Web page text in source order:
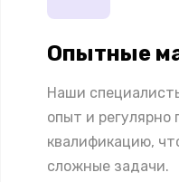
Опытные
Наши
опыт и
квалификацию,
сложные задачи.